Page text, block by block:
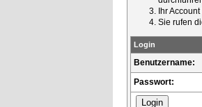
Ihr
Sie rufen
Login
Benutzername:
Passwort: